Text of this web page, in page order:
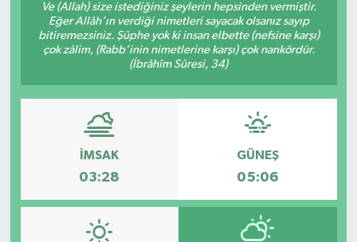
Ve (Allah) size istediğiniz şeylerin hepsinden vermiştir.
Eğer Allâh’ın verdiği nimetleri sayacak olsanız sayıp
bitiremezsiniz. Şüphe yok ki insan elbette (nefsine karşı)
çok zâlim, (Rabb’inin nimetlerine karşı) çok nankördür.
(İbrâhîm Sûresi, 34)
İMSAK
03:28
GÜNEŞ
05:06